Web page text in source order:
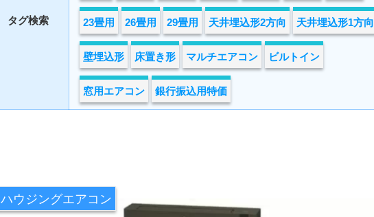
タグ検索 23畳用 26畳用 29畳用 天井埋込形2方向 天井埋込形1方向
壁埋込形 床置き形 マルチエアコン ビルトイン
窓用エアコン 銀行振込用特価
ハウジングエアコン